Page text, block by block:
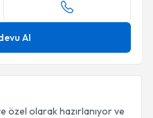
Al
özel olarak hazırlanıyor ve